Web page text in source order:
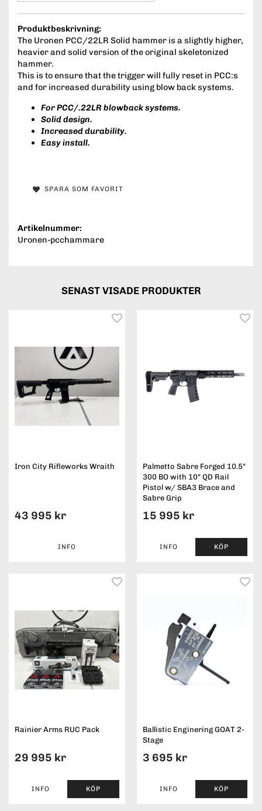
Produktbeskrivning:
The Uronen PCC/22LR Solid hammer is a slightly higher,
heavier and solid version of the original skeletonized
hammer.
This is to ensure that the trigger will fully reset in PCC:s
and for increased durability using blow back systems.
For PCC/.22LR blowback systems.
Solid design.
Increased durability.
Easy install.
SPARA SOM FAVORIT
Artikelnummer:
Uronen-pcchammare
SENAST VISADE PRODUKTER
Iron City Rifleworks Wraith
43 995 kr
INFO
Palmetto Sabre Forged 10.5"
300 BO with 10" QD Rail
Pistol w/ SBA3 Brace and
Sabre Grip
15 995 kr
INFO KÖP
Rainier Arms RUC Pack
29 995 kr
INFO KÖP
Ballistic Enginering GOAT 2-
Stage
3 695 kr
INFO KÖP